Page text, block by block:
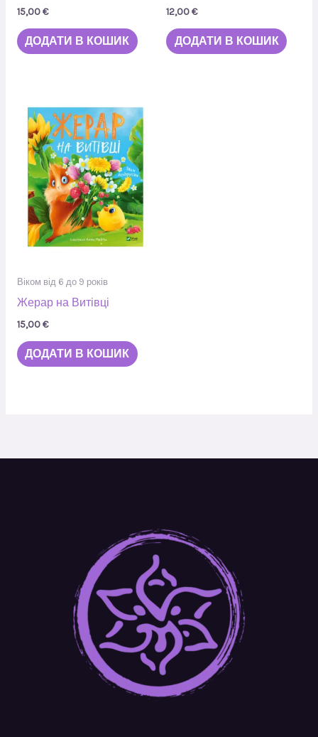
15,00€
ДОДАТИ В КОШИК
12,00€
ДОДАТИ В КОШИК
Віком від 6 до 9 років
Жерар на Витівці
15,00€
ДОДАТИ В КОШИК